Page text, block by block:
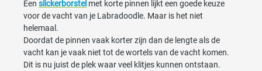
Een slickerborstel met korte pinnen lijkt een goede keuze
voor de vacht van je Labradoodle. Maar is het niet
helemaal.
Doordat de pinnen vaak korter zijn dan de lengte als de
vacht kan je vaak niet tot de wortels van de vacht komen.
Dit is nu juist de plek waar veel klitjes kunnen ontstaan.